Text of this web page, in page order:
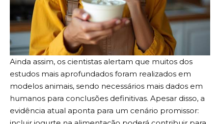
Ainda assim, os cientistas alertam que muitos dos
estudos mais aprofundados foram realizados em
modelos animais, sendo necessários mais dados em
humanos para conclusões definitivas. Apesar disso, a
evidência atual aponta para um cenário promissor: